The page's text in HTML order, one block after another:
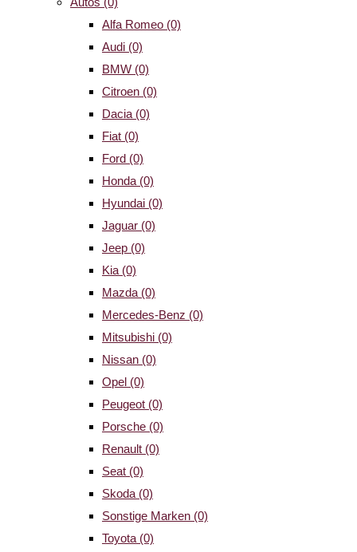
Alfa Romeo (0)
Audi (0)
BMW (0)
Citroen (0)
Dacia (0)
Fiat (0)
Ford (0)
Honda (0)
Hyundai (0)
Jaguar (0)
Jeep (0)
Kia (0)
Mazda (0)
Mercedes-Benz (0)
Mitsubishi (0)
Nissan (0)
Opel (0)
Peugeot (0)
Porsche (0)
Renault (0)
Seat (0)
Skoda (0)
Sonstige Marken (0)
Toyota (0)